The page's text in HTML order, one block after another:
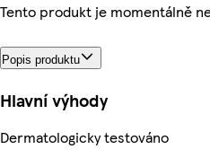
Tento produkt je momentálně
Popis produktu
Hlavní výhody
Dermatologicky testováno